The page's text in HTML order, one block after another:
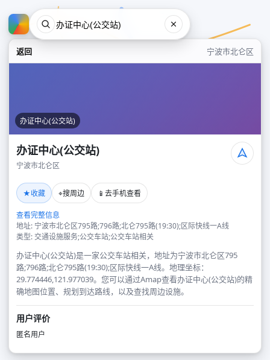
返回 宁波市北仑区
办证中心(公交站)
办证中心(公交站)
宁波市北仑区
★收藏 ⌖搜周边 📱 去手机查看
查看完整信息
地址: 宁波市北仑区795路;796路;北仑795路(19:30);区际快线一A线
类型: 交通设施服务;公交车站;公交车站相关
办证中心(公交站)是一家公交车站相关，地址为宁波市北仑区795
路;796路;北仑795路(19:30);区际快线一A线。地理坐标：
29.774446,121.977039。您可以通过Amap查看办证中心(公交站)的精
确地图位置、规划到达路线，以及查找周边设施。
用户评价
匿名用户